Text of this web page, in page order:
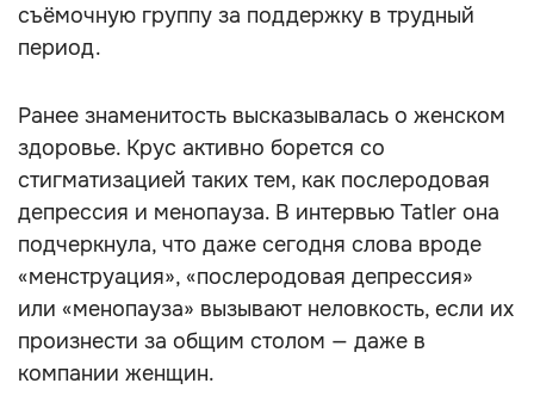
съёмочную группу за поддержку в трудный
период.
Ранее знаменитость высказывалась о женском
здоровье. Крус активно борется со
стигматизацией таких тем, как послеродовая
депрессия и менопауза. В интервью Tatler она
подчеркнула, что даже сегодня слова вроде
«менструация», «послеродовая депрессия»
или «менопауза» вызывают неловкость, если их
произнести за общим столом — даже в
компании женщин.